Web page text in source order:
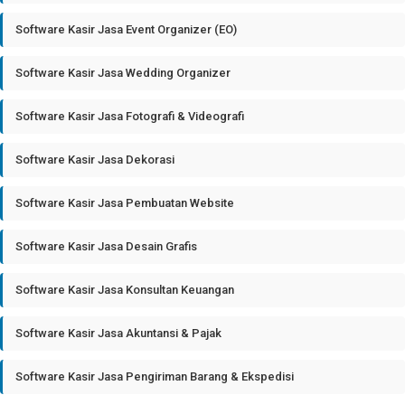
Software Kasir Jasa Event Organizer (EO)
Software Kasir Jasa Wedding Organizer
Software Kasir Jasa Fotografi & Videografi
Software Kasir Jasa Dekorasi
Software Kasir Jasa Pembuatan Website
Software Kasir Jasa Desain Grafis
Software Kasir Jasa Konsultan Keuangan
Software Kasir Jasa Akuntansi & Pajak
Software Kasir Jasa Pengiriman Barang & Ekspedisi